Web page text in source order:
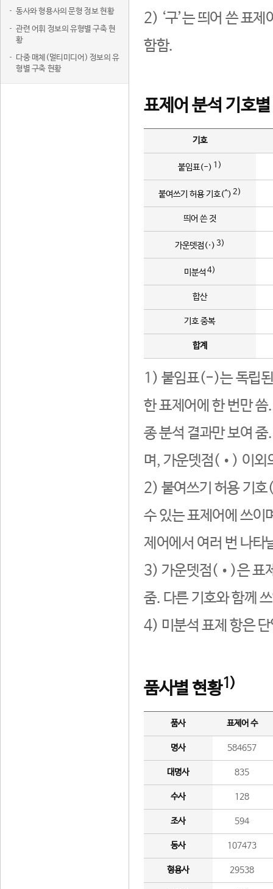
동사와 형용사의 문형 정보 현황
관련 어휘 정보의 유형별 구축 현
황
다중 매체(멀티미디어) 정보의 유
형별 구축 현황
2) ‘구’는 띄어 쓴 표
함함.
표제어 분석 기호
기호
붙임표(-) 1)
붙여쓰기 허용 기호(^) 2)
띄어 쓴 것
가운뎃점(·) 3)
미분석 4)
합산
기호 중복
합계
1) 붙임표(-)는 독립된
한 표제어에 한 번만
종 분석 결과만 보여
며, 가운뎃점(•) 이외
2) 붙여쓰기 허용 기호
수 있는 표제어에 쓰이
제어에서 여러 번 나타
3) 가운뎃점(•)은 표
줌. 다른 기호와 함께
4) 미분석 표제 항은
품사별 현황1)
품사 표제어 수
명사 584657
대명사 835
수사 128
조사 594
동사 107473
형용사 29538